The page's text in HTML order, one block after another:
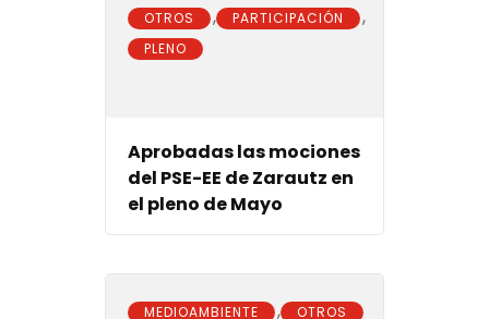
OTROS , PARTICIPACIÓN ,
PLENO
Aprobadas las mociones
del PSE-EE de Zarautz en
el pleno de Mayo
MEDIOAMBIENTE , OTROS